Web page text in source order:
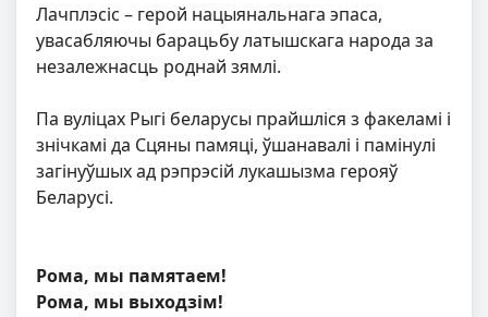
Лачплэсiс – герой нацыянальнага эпаса,
увасабляючы барацьбу латышскага народа за
незалежнасць роднай зямлі.
Па вуліцах Рыгі беларусы прайшліся з факеламі і
знічкамі да Сцяны памяці, ўшанавалі і памінулі
загінуўшых ад рэпрэсій лукашызма герояў
Беларусі.
Рома, мы памятаем!
Рома, мы выходзім!